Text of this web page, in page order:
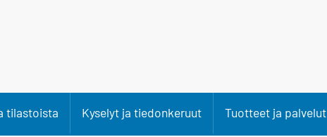
tilastoista Kyselyt ja tiedonkeruut Tuotteet ja palvelut